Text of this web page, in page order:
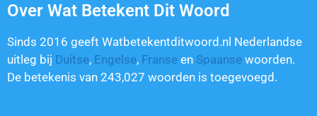
Over Wat Betekent Dit Woord
Sinds 2016 geeft Watbetekentditwoord.nl Nederlandse
uitleg bij Duitse, Engelse, Franse en Spaanse woorden.
De betekenis van 243,027 woorden is toegevoegd.